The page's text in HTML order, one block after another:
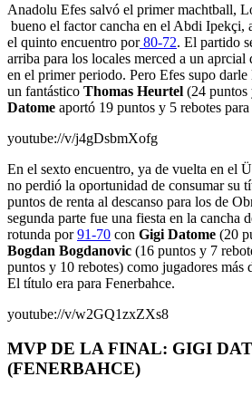
Anadolu Efes salvó el primer machtball,
bueno el factor cancha en el Abdi Ipekçi,
el quinto encuentro por80-72. El partido
arriba para los locales merced a un aprcial
en el primer periodo. Pero Efes supo
un fantástico Thomas Heurtel (24 puntos
Datome aportó 19 puntos y 5 rebotes
youtube://v/j4gDsbmXofg
En el sexto encuentro, ya de vuelta en el
no perdió la oportunidad de consumar su
puntos de renta al descanso para los de
segunda parte fue una fiesta en la cancha
rotunda por91-70 con Gigi Datome (20
Bogdan Bogdanovic (16 puntos y 7
puntos y 10 rebotes) como jugadores más
El título era para Fenerbahce.
youtube://v/w2GQ1zxZXs8
MVP DE LA FINAL: GIGI
(FENERBAHCE)